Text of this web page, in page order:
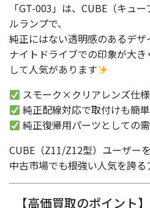
「GT-003」は、CUBE（キュ
ルランプで、
純正にはない透明感のあるデザ
ナイトドライブでの印象が大
して人気があります
スモーク×クリアレンズ仕
純正配線対応で取付けも簡単
純正復帰用パーツとしての
CUBE（Z11/Z12型）ユーザーを
中古市場でも根強い人気を誇る
【高価買取のポイント】